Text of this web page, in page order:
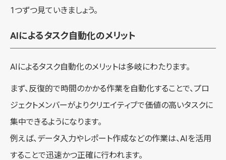
1つずつ見ていきましょう。
AIによるタスク自動化のメリット
AIによるタスク自動化のメリットは多岐にわたります。
まず、反復的で時間のかかる作業を自動化することで、プロ
ジェクトメンバーがよりクリエイティブで価値の高いタスクに
集中できるようになります。
例えば、データ入力やレポート作成などの作業は、AIを活用
することで迅速かつ正確に行われます。